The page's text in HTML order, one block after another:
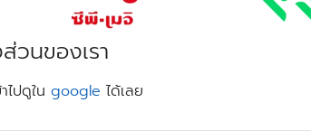
วนของเรา
ไปดูใน google ได้เลย